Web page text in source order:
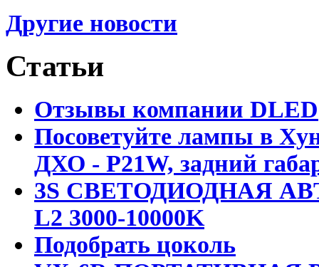
Другие новости
Статьи
Отзывы компании DLED
Посоветуйте лампы в
ДХО - P21W, задний
3S СВЕТОДИОДНАЯ
L2 3000-10000K
Подобрать цоколь